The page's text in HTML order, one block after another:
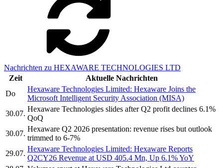
Nachrichten zu HEXAWARE TECHNOLOGIES LTD
Zeit
Aktuelle Nachrichten
Do
Hexaware Technologies Limited: Hexaware Joins the
Microsoft Intelligent Security Association (MISA)
30.07.
Hexaware Technologies slides after Q2 profit declines 6.1%
QoQ
30.07.
Hexaware Q2 2026 presentation: revenue rises but outlook
trimmed to 6-7%
29.07.
Hexaware Technologies Limited: Hexaware Reports
Q2CY26 Revenue at USD 405.4 Mn, Up 6.1% YoY